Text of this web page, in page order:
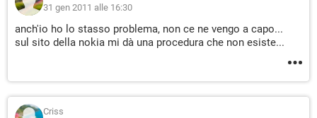
31 gen 2011 alle 16:30
anch'io ho lo stasso problema, non ce ne vengo a capo...
sul sito della nokia mi dà una procedura che non esiste...
Criss